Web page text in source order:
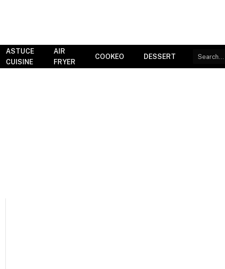
ASTUCE
CUISINE
AIR
FRYER
COOKEO DESSERT